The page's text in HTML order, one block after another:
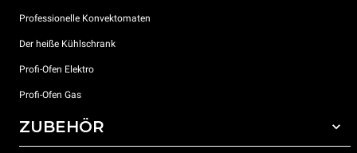
Professionelle Konvektomaten
Der heiße Kühlschrank
Profi-Ofen Elektro
Profi-Ofen Gas
ZUBEHÖR